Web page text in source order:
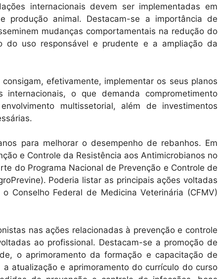
internacionais devem ser implementadas em
animal. Destacam-se a importância de
mudanças comportamentais na redução do
do uso responsável e prudente e a ampliação da
efetivamente, implementar os seus planos
o que demanda comprometimento
multissetorial, além de investimentos
para melhorar o desempenho de rebanhos. Em
e Controle da Resistência aos Antimicrobianos no
do Programa Nacional de Prevenção e Controle de
Poderia listar as principais ações voltadas
Conselho Federal de Medicina Veterinária (CFMV)
nas ações relacionadas à prevenção e controle
ao profissional. Destacam-se a promoção de
o aprimoramento da formação e capacitação de
atualização e aprimoramento do currículo do curso